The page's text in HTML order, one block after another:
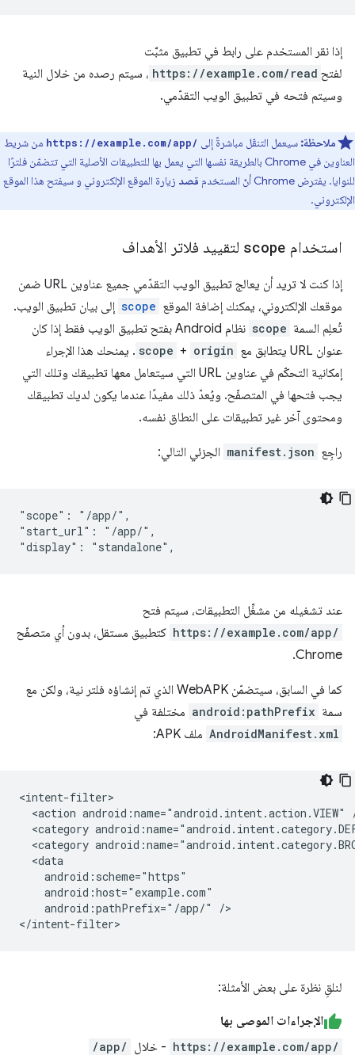
إذا نقر المستخدم على رابط في تطبيق مثبَّت
لفتح https://example.com/read ، سيتم رصده من خلال النية
وسيتم فتحه في تطبيق الويب التقدّمي.
ملاحظة: سيعمل التنقّل مباشرةً إلى https://example.com/app/ من شريط
العناوين في Chrome بالطريقة نفسها التي يعمل بها للتطبيقات الأصلية التي تتضمّن فلترًا
للنوايا. يفترض Chrome أنّ المستخدم
قصد زيارة الموقع الإلكتروني و سيفتح هذا الموقع
الإلكتروني.
استخدام scope لتقييد فلاتر الأهداف
إذا كنت لا تريد أن يعالج تطبيق الويب التقدّمي جميع عناوين URL ضمن
موقعك الإلكتروني، يمكنك إضافة الموقع scope إلى بيان تطبيق الويب.
تُعلِم السمة scope
نظام Android بفتح تطبيق الويب فقط إذا كان
عنوان URL يتطابق مع
origin
+
scope . يمنحك هذا الإجراء
إمكانية التحكّم في عناوين URL التي سيتعامل معها تطبيقك وتلك التي
يجب فتحها في المتصفّح. ويُعدّ ذلك مفيدًا عندما يكون لديك تطبيقك
ومحتوى آخر غير تطبيقات على النطاق نفسه.
راجِع manifest.json الجزئي التالي:
"scope": "/app/",
"start_url": "/app/",
عند تشغيله من مشغِّل التطبيقات، سيتم فتح
https://example.com/app/ كتطبيق مستقل، بدون أي متصفّح
Chrome.
كما في السابق، سيتضمّن WebAPK الذي تم إنشاؤه فلتر نية، ولكن مع
سمة android:pathPrefix مختلفة في
AndroidManifest.xml ملف APK:
<action android:name="android.intent.action.VIEW"
<category
<category
android:pathPrefix="/app/"
/>
لنلقِ نظرة على بعض الأمثلة:
الإجراءات الموصى بها
https://example.com/app/ - خلال /app/